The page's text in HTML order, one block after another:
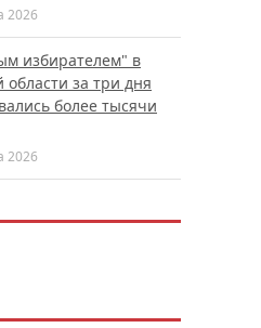
2026
избирателем" в
за три дня
более тысячи
2026